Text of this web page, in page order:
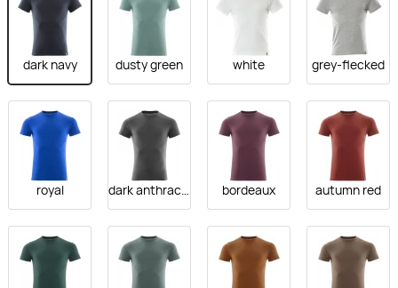
dark navy dusty green white grey-flecked
royal dark anthracite bordeaux autumn red